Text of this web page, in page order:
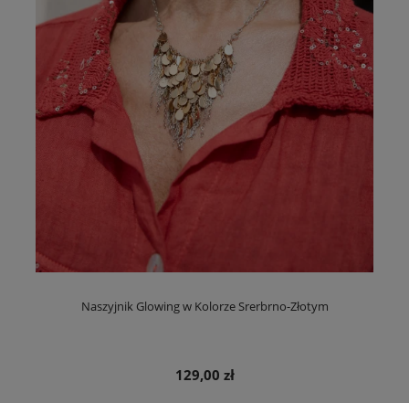
Naszyjnik Glowing w Kolorze Srerbrno-Złotym
129,00 zł